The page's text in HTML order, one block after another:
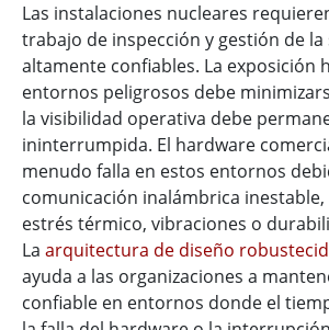
Las instalaciones nucleares
trabajo de inspección y gestión de
altamente confiables. La exposición
entornos peligrosos debe
la visibilidad operativa debe
ininterrumpida. El hardware
menudo falla en estos entornos
comunicación inalámbrica
estrés térmico, vibraciones o
La arquitectura de diseño
ayuda a las organizaciones a
confiable en entornos donde el